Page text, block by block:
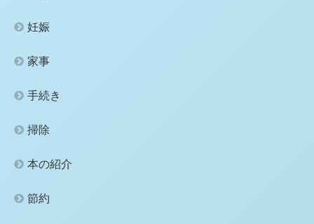
妊娠
家事
手続き
掃除
本の紹介
節約